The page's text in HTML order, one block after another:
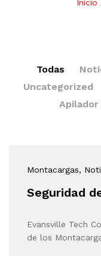
Inicio
Todas
Uncategorized
Apilador
Montacargas,
Seguridad
Evansville Tech
de los